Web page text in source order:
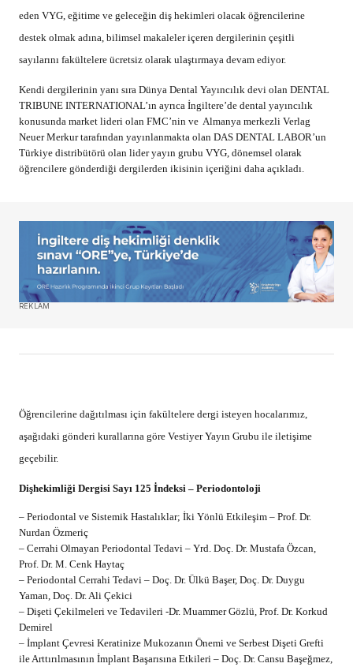
eden VYG, eğitime ve geleceğin diş hekimleri olacak öğrencilerine
destek olmak adına, bilimsel makaleler içeren dergilerinin çeşitli
sayılarını fakültelere ücretsiz olarak ulaştırmaya devam ediyor.
Kendi dergilerinin yanı sıra Dünya Dental Yayıncılık devi olan DENTAL
TRIBUNE INTERNATIONAL’ın ayrıca İngiltere’de dental yayıncılık
konusunda market lideri olan FMC’nin ve Almanya merkezli Verlag
Neuer Merkur tarafından yayınlanmakta olan DAS DENTAL LABOR’un
Türkiye distribütörü olan lider yayın grubu VYG, dönemsel olarak
öğrencilere gönderdiği dergilerden ikisinin içeriğini daha açıkladı.
REKLAM
Öğrencilerine dağıtılması için fakültelere dergi isteyen hocalarımız,
aşağıdaki gönderi kurallarına göre Vestiyer Yayın Grubu ile iletişime
geçebilir.
Dişhekimliği Dergisi Sayı 125 İndeksi – Periodontoloji
– Periodontal ve Sistemik Hastalıklar; İki Yönlü Etkileşim – Prof. Dr.
Nurdan Özmeriç
– Cerrahi Olmayan Periodontal Tedavi – Yrd. Doç. Dr. Mustafa Özcan,
Prof. Dr. M. Cenk Haytaç
– Periodontal Cerrahi Tedavi – Doç. Dr. Ülkü Başer, Doç. Dr. Duygu
Yaman, Doç. Dr. Ali Çekici
– Dişeti Çekilmeleri ve Tedavileri -Dr. Muammer Gözlü, Prof. Dr. Korkud
Demirel
– İmplant Çevresi Keratinize Mukozanın Önemi ve Serbest Dişeti Grefti
ile Arttırılmasının İmplant Başarısına Etkileri – Doç. Dr. Cansu Başeğmez,